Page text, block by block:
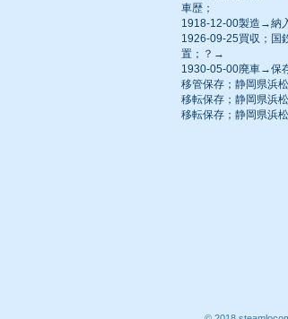
車歴；
1918-12-00製造→納
1926-09-25買収；
置；？→
1930-05-00廃車→保
移管保存；静岡県浜
移転保存；静岡県浜
移転保存；静岡県浜